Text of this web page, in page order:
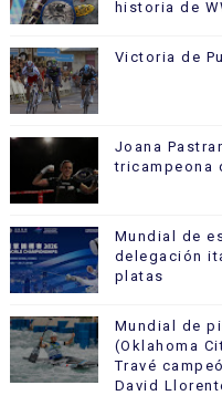
historia de
Victoria de
Joana
tricampeona
Mundial de
delegación
platas
Mundial de
(Oklahoma
Travé
David